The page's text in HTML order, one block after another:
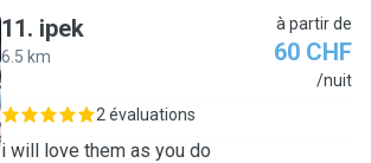
11. ipek
6.5 km
à partir de
60 CHF
/nuit
2 évaluations
i will love them as you do